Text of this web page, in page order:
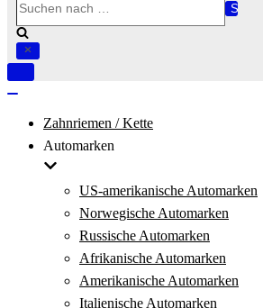
nach …
Navigation
Zahnriemen / Kette
Automarken
US-amerikanische Automarken
Norwegische Automarken
Russische Automarken
Afrikanische Automarken
Amerikanische Automarken
Italienische Automarken